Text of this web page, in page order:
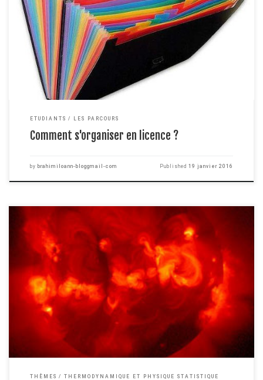
Pour la grande majorité d'entre nous, le second semestre vient juste de
commencer et c'est l'occasion de parfaire son organisation ou carrément
de la refaire afin de ne pas répéter les erreurs que vous avez pu commettre
au semestre précédent. Ayant déjà quelques années d'études derrière moi,
je pense pouvoir […]
ETUDIANTS LES PARCOURS
Comment s'organiser en licence ?
by brahimiloann-bloggmail-com Published19 janvier 2016
Introduisons une nouvelle branche de la physique que je n'avais encore
jamais évoqué sur ce blog. La physique des plasmas est une partie de la
physique à l'interface entre de nombreuses disciplines comme la
mécanique quantique, la physique statistique, la physique atomique, la
thermodynamique ... . C'est une partie de […]
THÈMES THERMODYNAMIQUE ET PHYSIQUE STATISTIQUE